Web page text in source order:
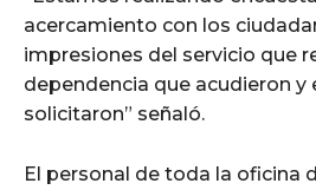
acercamiento con los
impresiones del servicio que
dependencia que acudieron y
solicitaron” señaló.
El personal de toda la oficina